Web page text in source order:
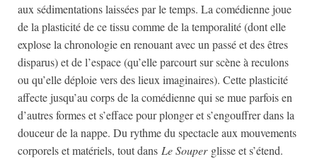
aux sédimentations laissées par le temps. La comédienne joue
de la plasticité de ce tissu comme de la temporalité (dont elle
explose la chronologie en renouant avec un passé et des êtres
disparus) et de l’espace (qu’elle parcourt sur scène à reculons
ou qu’elle déploie vers des lieux imaginaires). Cette plasticité
affecte jusqu’au corps de la comédienne qui se mue parfois en
d’autres formes et s’efface pour plonger et s’engouffrer dans la
douceur de la nappe. Du rythme du spectacle aux mouvements
corporels et matériels, tout dans Le Souperglisse et s’étend.